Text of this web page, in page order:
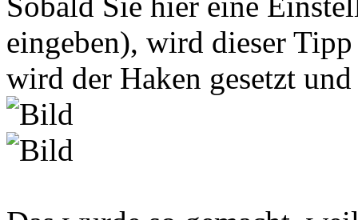
eingeben), wird dieser
wird der Haken gesetzt